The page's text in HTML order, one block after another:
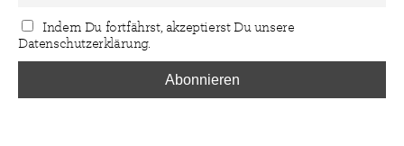
Indem Du fortfährst, akzeptierst Du unsere
Datenschutzerklärung.